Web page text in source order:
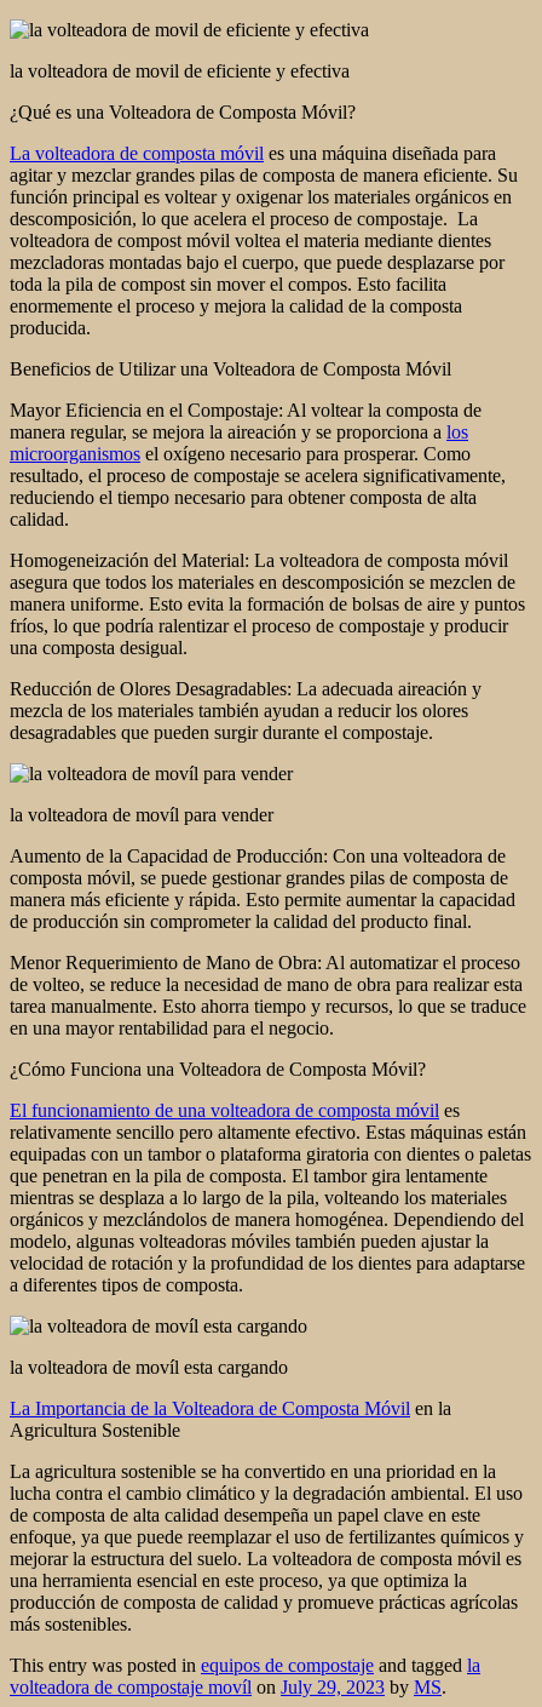
la volteadora de movil de eficiente y efectiva
¿Qué es una Volteadora de Composta Móvil?
La volteadora de composta móvil es una máquina diseñada para
agitar y mezclar grandes pilas de composta de manera eficiente. Su
función principal es voltear y oxigenar los materiales orgánicos en
descomposición, lo que acelera el proceso de compostaje. La
volteadora de compost móvil voltea el materia mediante dientes
mezcladoras montadas bajo el cuerpo, que puede desplazarse por
toda la pila de compost sin mover el compos. Esto facilita
enormemente el proceso y mejora la calidad de la composta
producida.
Beneficios de Utilizar una Volteadora de Composta Móvil
Mayor Eficiencia en el Compostaje: Al voltear la composta de
manera regular, se mejora la aireación y se proporciona a los
microorganismos el oxígeno necesario para prosperar. Como
resultado, el proceso de compostaje se acelera significativamente,
reduciendo el tiempo necesario para obtener composta de alta
calidad.
Homogeneización del Material: La volteadora de composta móvil
asegura que todos los materiales en descomposición se mezclen de
manera uniforme. Esto evita la formación de bolsas de aire y puntos
fríos, lo que podría ralentizar el proceso de compostaje y producir
una composta desigual.
Reducción de Olores Desagradables: La adecuada aireación y
mezcla de los materiales también ayudan a reducir los olores
desagradables que pueden surgir durante el compostaje.
la volteadora de movíl para vender
Aumento de la Capacidad de Producción: Con una volteadora de
composta móvil, se puede gestionar grandes pilas de composta de
manera más eficiente y rápida. Esto permite aumentar la capacidad
de producción sin comprometer la calidad del producto final.
Menor Requerimiento de Mano de Obra: Al automatizar el proceso
de volteo, se reduce la necesidad de mano de obra para realizar esta
tarea manualmente. Esto ahorra tiempo y recursos, lo que se traduce
en una mayor rentabilidad para el negocio.
¿Cómo Funciona una Volteadora de Composta Móvil?
El funcionamiento de una volteadora de composta móvil es
relativamente sencillo pero altamente efectivo. Estas máquinas están
equipadas con un tambor o plataforma giratoria con dientes o paletas
que penetran en la pila de composta. El tambor gira lentamente
mientras se desplaza a lo largo de la pila, volteando los materiales
orgánicos y mezclándolos de manera homogénea. Dependiendo del
modelo, algunas volteadoras móviles también pueden ajustar la
velocidad de rotación y la profundidad de los dientes para adaptarse
a diferentes tipos de composta.
la volteadora de movíl esta cargando
La Importancia de la Volteadora de Composta Móvil en la
Agricultura Sostenible
La agricultura sostenible se ha convertido en una prioridad en la
lucha contra el cambio climático y la degradación ambiental. El uso
de composta de alta calidad desempeña un papel clave en este
enfoque, ya que puede reemplazar el uso de fertilizantes químicos y
mejorar la estructura del suelo. La volteadora de composta móvil es
una herramienta esencial en este proceso, ya que optimiza la
producción de composta de calidad y promueve prácticas agrícolas
más sostenibles.
This entry was posted in equipos de compostaje and tagged la
volteadora de compostaje movíl on July 29, 2023 by MS.